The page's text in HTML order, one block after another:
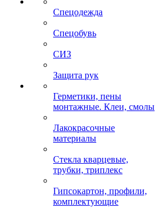
Спецодежда
Спецобувь
СИЗ
Защита рук
Герметики, пены
монтажные. Клеи, смолы
Лакокрасочные
материалы
Стекла кварцевые,
трубки, триплекс
Гипсокартон, профили,
комплектующие